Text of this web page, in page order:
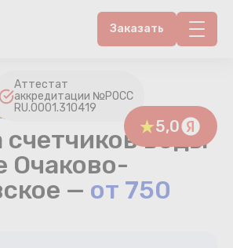
Заказать
Аттестат
аккредитации №РОСС
RU.0001.310419
5,0
счетчиков воды
Очаково-
— от 750